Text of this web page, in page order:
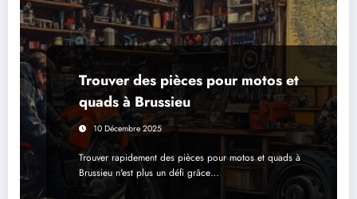
Trouver des pièces pour motos et
quads à Brussieu
10 Décembre 2025
Trouver rapidement des pièces pour motos et quads à
Brussieu n'est plus un défi grâce…